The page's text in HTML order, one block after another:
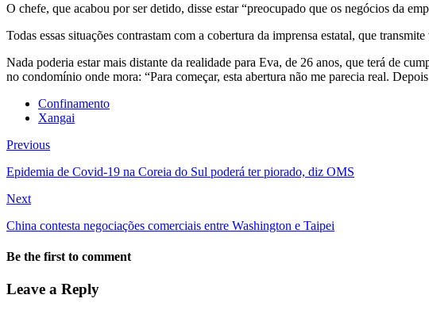
O chefe, que acabou por ser detido, disse estar “preocupado que os negócios da
Todas essas situações contrastam com a cobertura da imprensa estatal, que
Nada poderia estar mais distante da realidade para Eva, de 26 anos, que terá de
no condomínio onde mora: “Para começar, esta abertura não me parecia real.
Confinamento
Xangai
Previous
Epidemia de Covid-19 na Coreia do Sul poderá ter piorado, diz OMS
Next
China contesta negociações comerciais entre Washington e Taipei
Be the first to comment
Leave a Reply